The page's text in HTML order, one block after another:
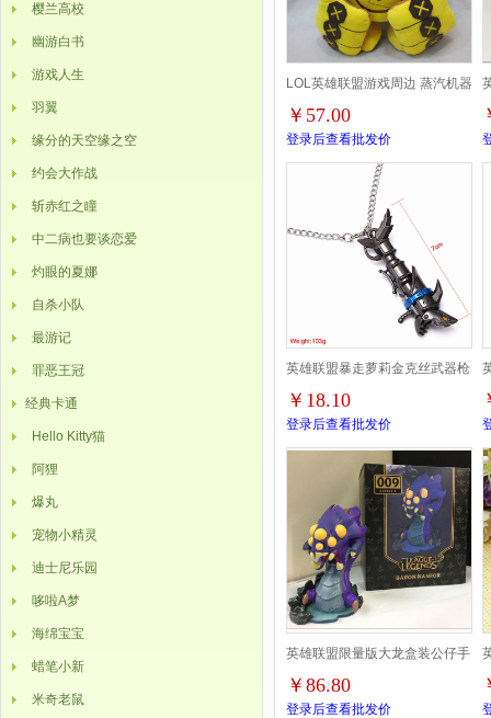
樱兰高校
幽游白书
游戏人生
羽翼
缘分的天空缘之空
约会大作战
斩赤红之瞳
中二病也要谈恋爱
灼眼的夏娜
自杀小队
最游记
罪恶王冠
经典卡通
Hello Kitty猫
阿狸
爆丸
宠物小精灵
迪士尼乐园
哆啦A梦
海绵宝宝
蜡笔小新
米奇老鼠
LOL英雄联盟游戏周边 蒸汽机器
人布里茨毛绒玩具公仔高约
33CM
￥57.00
登录后查看批发价
英雄联盟暴走萝莉金克丝武器枪
色项链
￥18.10
登录后查看批发价
英雄联盟限量版大龙盒装公仔手
办高13CM
￥86.80
登录后查看批发价